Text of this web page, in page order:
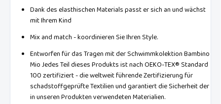
Dank des elasthischen Materials passt er sich an und wächst
mit Ihrem Kind
Mix and match - koordinieren Sie Ihren Style.
Entworfen für das Tragen mit der Schwimmkolektion Bambino
Mio Jedes Teil dieses Produkts ist nach OEKO-TEX® Standard
100 zertifiziert - die weltweit führende Zertifizierung für
schadstoffgeprüfte Textilien und garantiert die Sicherheit der
in unseren Produkten verwendeten Materialien.